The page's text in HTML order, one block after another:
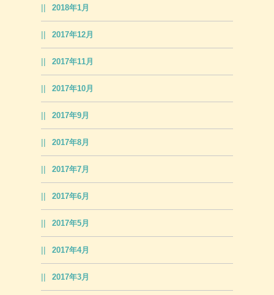
2018年1月
2017年12月
2017年11月
2017年10月
2017年9月
2017年8月
2017年7月
2017年6月
2017年5月
2017年4月
2017年3月